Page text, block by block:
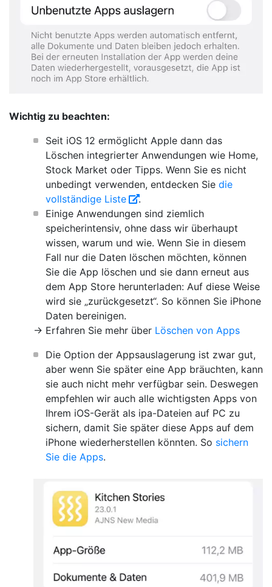
Wichtig zu beachten:
Seit iOS 12 ermöglicht Apple dann das
Löschen integrierter Anwendungen wie Home,
Stock Market oder Tipps. Wenn Sie es nicht
unbedingt verwenden, entdecken Sie die
vollständige Liste
.
Einige Anwendungen sind ziemlich
speicherintensiv, ohne dass wir überhaupt
wissen, warum und wie. Wenn Sie in diesem
Fall nur die Daten löschen möchten, können
Sie die App löschen und sie dann erneut aus
dem App Store herunterladen: Auf diese Weise
wird sie „zurückgesetzt“. So können Sie iPhone
Daten bereinigen.
-> Erfahren Sie mehr über Löschen von Apps
Die Option der Appsauslagerung ist zwar gut,
aber wenn Sie später eine App bräuchten, kann
sie auch nicht mehr verfügbar sein. Deswegen
empfehlen wir auch alle wichtigsten Apps von
Ihrem iOS-Gerät als ipa-Dateien auf PC zu
sichern, damit Sie später diese Apps auf dem
iPhone wiederherstellen könnten. So sichern
Sie die Apps.